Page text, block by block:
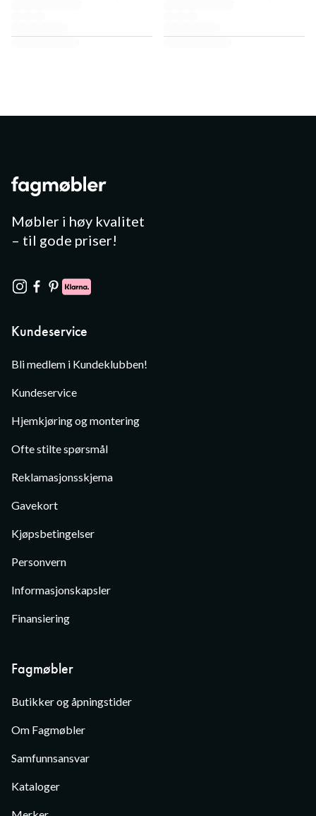
Møbler i høy kvalitet
– til gode priser!
Kundeservice
Bli medlem i Kundeklubben!
Kundeservice
Hjemkjøring og montering
Ofte stilte spørsmål
Reklamasjonsskjema
Gavekort
Kjøpsbetingelser
Personvern
Informasjonskapsler
Finansiering
Fagmøbler
Butikker og åpningstider
Om Fagmøbler
Samfunnsansvar
Kataloger